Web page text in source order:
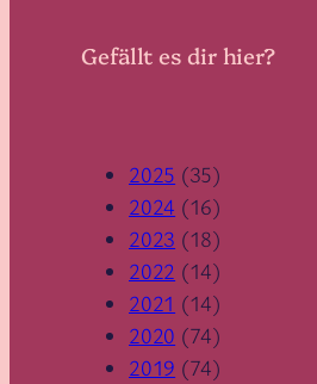
Gefällt es dir hier?
2025 (35)
2024 (16)
2023 (18)
2022 (14)
2021 (14)
2020 (74)
2019 (74)